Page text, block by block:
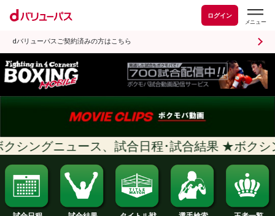
ログイン
dバリューパスご契約済みの方はこちら
シングニュース、試合日程･試合結果